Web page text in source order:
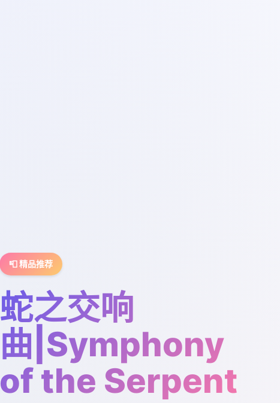
📮 精品推荐
蛇之交响
曲|Symphony
of the Serpent